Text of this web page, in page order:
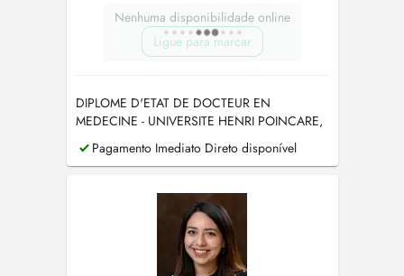
Nenhuma disponibilidade online
Ligue para marcar
DIPLOME D'ETAT DE DOCTEUR EN
MEDECINE - UNIVERSITE HENRI POINCARE,
NANCY 1
Pagamento Imediato Direto disponível